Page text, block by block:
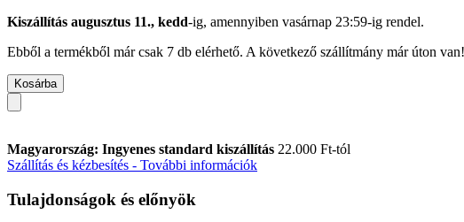
Kiszállítás augusztus 11., kedd-ig, amennyiben vasárnap 23:59-ig rendel.
Ebből a termékből már csak 7 db elérhető. A következő szállítmány már úton
Kosárba
Magyarország: Ingyenes standard kiszállítás 22.000 Ft-tól
Szállítás és kézbesítés - További információk
Tulajdonságok és előnyök